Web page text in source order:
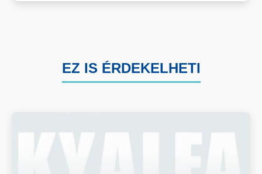
EZ IS ÉRDEKELHETI